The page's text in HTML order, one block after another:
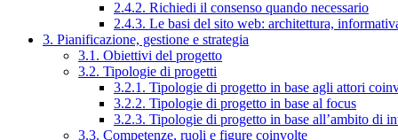
2.4.2. Richiedi il consenso quando necessario
2.4.3. Le basi del sito web: architettura,
3. Pianificazione, gestione e strategia
3.1. Obiettivi del progetto
3.2. Tipologie di progetti
3.2.1. Tipologie di progetto in base agli attori
3.2.2. Tipologie di progetto in base al focus
3.2.3. Tipologie di progetto in base all’ambito di
3.3. Competenze, ruoli e figure coinvolte